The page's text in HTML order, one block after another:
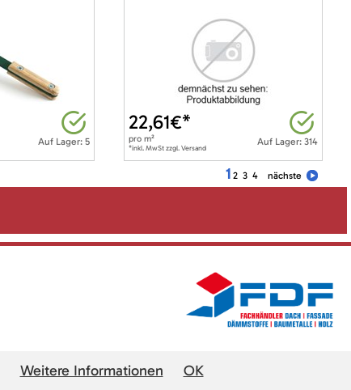
Auf Lager: 5 Auf Lager: 314
22,61€*
prom²
*inkl. MwSt zzgl. Versand
1 2 3 4 nächste
Weitere Informationen OK